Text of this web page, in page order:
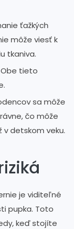
ťažkých
môže viesť k
tkaniva.
tieto
sa môže
čo môže
v detskom veku.
je viditeľné
pupka. Toto
keď stojíte